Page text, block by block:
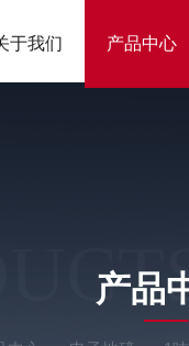
于我们 产品中心
产品